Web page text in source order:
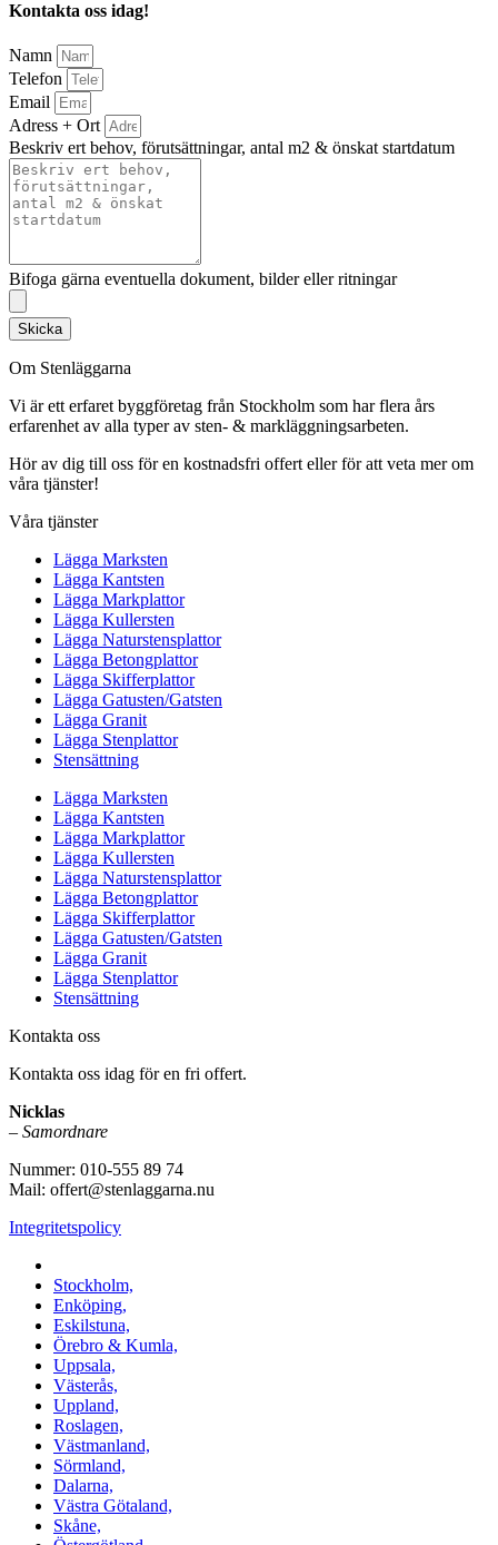
Kontakta oss idag!
Namn
Telefon
Email
Adress + Ort
Beskriv ert behov, förutsättningar, antal m2 & önskat startdatum
Bifoga gärna eventuella dokument, bilder eller ritningar
Skicka
Om Stenläggarna
Vi är ett erfaret byggföretag från Stockholm som har flera års
erfarenhet av alla typer av sten- & markläggningsarbeten.
Hör av dig till oss för en kostnadsfri offert eller för att veta mer om
våra tjänster!
Våra tjänster
Lägga Marksten
Lägga Kantsten
Lägga Markplattor
Lägga Kullersten
Lägga Naturstensplattor
Lägga Betongplattor
Lägga Skifferplattor
Lägga Gatusten/Gatsten
Lägga Granit
Lägga Stenplattor
Stensättning
Lägga Marksten
Lägga Kantsten
Lägga Markplattor
Lägga Kullersten
Lägga Naturstensplattor
Lägga Betongplattor
Lägga Skifferplattor
Lägga Gatusten/Gatsten
Lägga Granit
Lägga Stenplattor
Stensättning
Kontakta oss
Kontakta oss idag för en fri offert.
Nicklas
– Samordnare
Nummer: 010-555 89 74
Mail: offert@stenlaggarna.nu
Integritetspolicy
Stockholm,
Enköping,
Eskilstuna,
Örebro & Kumla,
Uppsala,
Västerås,
Uppland,
Roslagen,
Västmanland,
Sörmland,
Dalarna,
Västra Götaland,
Skåne,